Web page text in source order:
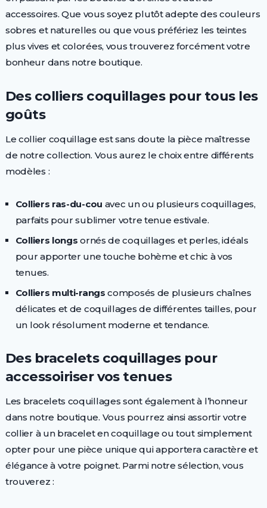
accessoires. Que vous soyez plutôt adepte des couleurs
sobres et naturelles ou que vous préfériez les teintes
plus vives et colorées, vous trouverez forcément votre
bonheur dans notre boutique.
Des colliers coquillages pour tous les
goûts
Le collier coquillage est sans doute la pièce maîtresse
de notre collection. Vous aurez le choix entre différents
modèles :
Colliers ras-du-cou avec un ou plusieurs coquillages,
parfaits pour sublimer votre tenue estivale.
Colliers longs ornés de coquillages et perles, idéals
pour apporter une touche bohème et chic à vos
tenues.
Colliers multi-rangs composés de plusieurs chaînes
délicates et de coquillages de différentes tailles, pour
un look résolument moderne et tendance.
Des bracelets coquillages pour
accessoiriser vos tenues
Les bracelets coquillages sont également à l’honneur
dans notre boutique. Vous pourrez ainsi assortir votre
collier à un bracelet en coquillage ou tout simplement
opter pour une pièce unique qui apportera caractère et
élégance à votre poignet. Parmi notre sélection, vous
trouverez :